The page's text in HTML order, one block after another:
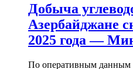
Добыча
Азербайджане
2025 года —
По оперативным данным